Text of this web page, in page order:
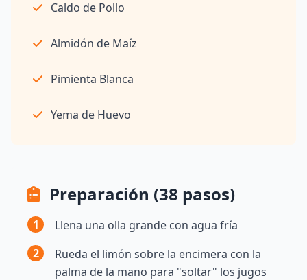
Caldo de Pollo
Almidón de Maíz
Pimienta Blanca
Yema de Huevo
Preparación (38 pasos)
1
Llena una olla grande con agua fría
2
Rueda el limón sobre la encimera con la
palma de la mano para "soltar" los jugos